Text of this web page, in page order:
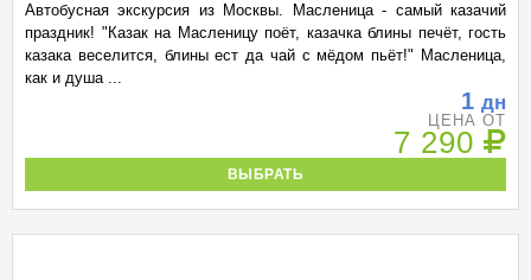
Автобусная экскурсия из Москвы. Масленица - самый казачий
праздник! "Казак на Масленицу поёт, казачка блины печёт, гость
казака веселится, блины ест да чай с мёдом пьёт!" Масленица,
как и душа ...
1 дн
ЦЕНА ОТ
7 290
ВЫБРАТЬ